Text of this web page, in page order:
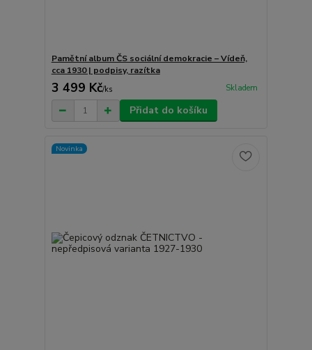
Pamětní album ČS sociální demokracie – Vídeň,
cca 1930 | podpisy, razítka
3 499 Kč/ks Skladem
Přidat do košíku
Novinka